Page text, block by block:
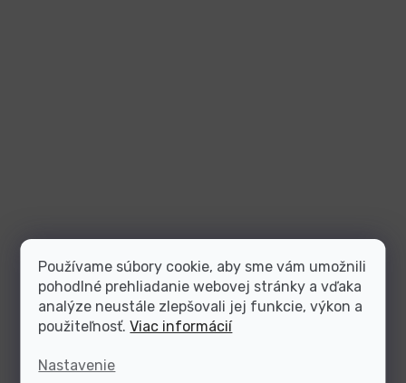
Používame súbory cookie, aby sme vám umožnili
pohodlné prehliadanie webovej stránky a vďaka
analýze neustále zlepšovali jej funkcie, výkon a
použiteľnosť.Viac informácií
Nastavenie